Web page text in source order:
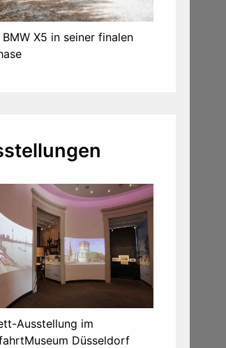
BMW X5 in seiner finalen
Ausstellung im
Düsseldorf